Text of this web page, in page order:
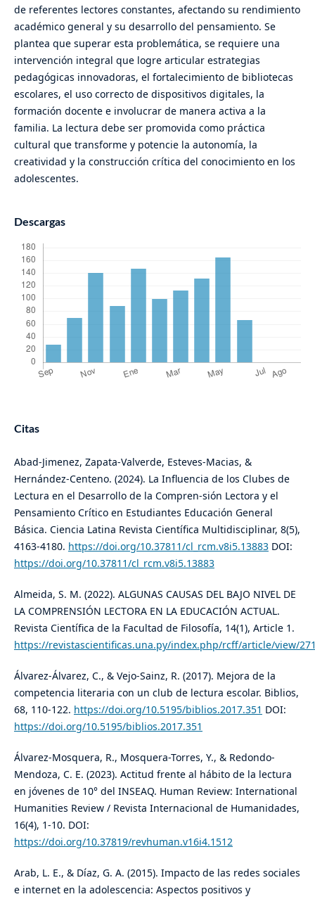
de referentes lectores constantes, afectando su rendimiento
académico general y su desarrollo del pensamiento. Se
plantea que superar esta problemática, se requiere una
intervención integral que logre articular estrategias
pedagógicas innovadoras, el fortalecimiento de bibliotecas
escolares, el uso correcto de dispositivos digitales, la
formación docente e involucrar de manera activa a la
familia. La lectura debe ser promovida como práctica
cultural que transforme y potencie la autonomía, la
creatividad y la construcción crítica del conocimiento en los
adolescentes.
Descargas
Citas
Abad-Jimenez, Zapata-Valverde, Esteves-Macias, &
Hernández-Centeno. (2024). La Influencia de los Clubes de
Lectura en el Desarrollo de la Compren-sión Lectora y el
Pensamiento Crítico en Estudiantes Educación General
Básica. Ciencia Latina Revista Científica Multidisciplinar, 8(5),
4163-4180. https://doi.org/10.37811/cl_rcm.v8i5.13883DOI:
https://doi.org/10.37811/cl_rcm.v8i5.13883
Almeida, S. M. (2022). ALGUNAS CAUSAS DEL BAJO NIVEL DE
LA COMPRENSIÓN LECTORA EN LA EDUCACIÓN ACTUAL.
Revista Científica de la Facultad de Filosofía, 14(1), Article 1.
https://revistascientificas.una.py/index.php/rcff/article/view/
Álvarez-Álvarez, C., & Vejo-Sainz, R. (2017). Mejora de la
competencia literaria con un club de lectura escolar. Biblios,
68, 110-122. https://doi.org/10.5195/biblios.2017.351 DOI:
https://doi.org/10.5195/biblios.2017.351
Álvarez-Mosquera, R., Mosquera-Torres, Y., & Redondo-
Mendoza, C. E. (2023). Actitud frente al hábito de la lectura
en jóvenes de 10° del INSEAQ. Human Review: International
Humanities Review / Revista Internacional de Humanidades,
16(4), 1-10. DOI:
https://doi.org/10.37819/revhuman.v16i4.1512
Arab, L. E., & Díaz, G. A. (2015). Impacto de las redes sociales
e internet en la adolescencia: Aspectos positivos y